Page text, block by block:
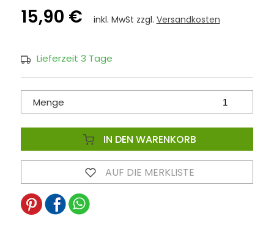
15,90 € inkl. MwSt zzgl. Versandkosten
Lieferzeit 3 Tage
Menge
IN DEN WARENKORB
AUF DIE MERKLISTE